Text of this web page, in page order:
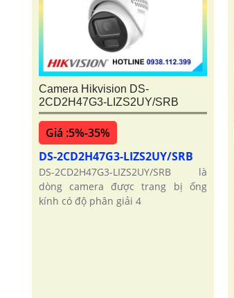
Camera Hikvision DS-
2CD2H47G3-LIZS2UY/SRB
Giá :5%-35%
DS-2CD2H47G3-LIZS2UY/SRB
DS-2CD2H47G3-LIZS2UY/SRB là
dòng camera được trang bị ống
kính có độ phân giải 4